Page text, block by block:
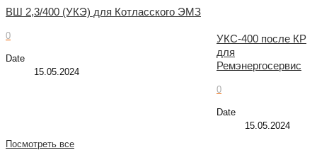
ВШ 2,3/400 (УКЭ) для Котласского ЭМЗ
0
Date
15.05.2024
УКС-400 после КР
для
Ремэнергосервис
0
Date
15.05.2024
Посмотреть все